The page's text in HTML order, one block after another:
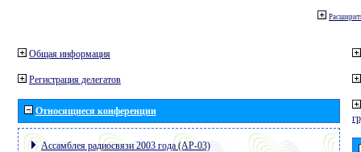
Общая информация
Регистрация делегатов
Относящиеся конференции
Ассамблея радиосвязи 2003 года (АР-03)